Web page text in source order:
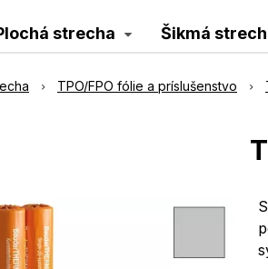
strecha Šikmá
TPO/FPO fólie a príslušenstvo